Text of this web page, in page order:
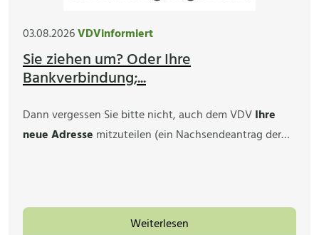
03.08.2026VDVinformiert
Sie ziehen um? Oder Ihre
Bankverbindung;...
Dann vergessen Sie bitte nicht, auch dem VDVIhre
neue Adresse mitzuteilen (ein Nachsendeantrag der…
Weiterlesen